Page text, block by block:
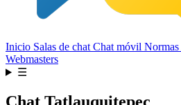
Inicio Salas de chat Chat móvil Normas
Webmasters
☰